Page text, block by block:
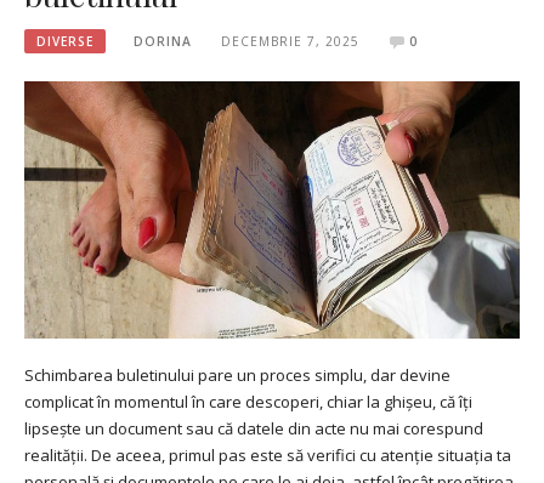
DIVERSE DORINA DECEMBRIE 7, 2025 0
Schimbarea buletinului pare un proces simplu, dar devine
complicat în momentul în care descoperi, chiar la ghișeu, că îți
lipsește un document sau că datele din acte nu mai corespund
realității. De aceea, primul pas este să verifici cu atenție situația ta